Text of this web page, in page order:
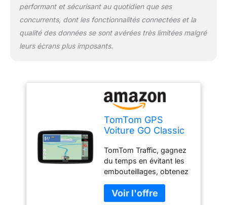
premier mois, abonnez-
vous pour continuer à
Mises à jour via Wi-Fi,
aucun ordinateur
logicielles directement
depuis votre GPS
TomTom GO Classic Lite
grâce à la connectivité
Wi-Fi intégrée. Contenu
USB-C, Fixation
réversible intégrée
Manuel d’installation, ne
comprend pas de
chargeur de voiture
performant et sécurisant au quotidien que ses
concurrents, dont les fonctionnalités connectées et la
qualité des données se sont avérées très limitées malgré
leurs écrans plus imposants.
TomTom GPS
Voiture GO Classic
Trafic, Essai des
Alertes de Zones
de Danger, Cartes
EU, Mise à Jour
Inclus Via WiFi,
TomTom Traffic, gagnez
du temps en évitant les
embouteillages, obtenez
réel et arrivez à l'heure
grâce à des heures